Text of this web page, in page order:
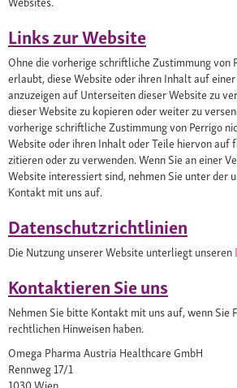
Links zur Website
Ohne die vorherige schriftliche Zustimmung von
erlaubt, diese Website oder ihren Inhalt auf
anzuzeigen auf Unterseiten dieser Website zu
dieser Website zu kopieren oder weiter zu
vorherige schriftliche Zustimmung von Perrigo
Website oder ihren Inhalt oder Teile hiervon auf
zitieren oder zu verwenden. Wenn Sie an einer
Website interessiert sind, nehmen Sie unter der
Kontakt mit uns auf.
Datenschutzrichtlinien
Die Nutzung unserer Website unterliegt unseren
Kontaktieren Sie uns
Nehmen Sie bitte Kontakt mit uns auf, wenn Sie
rechtlichen Hinweisen haben.
Omega Pharma Austria Healthcare GmbH
Rennweg 17/1